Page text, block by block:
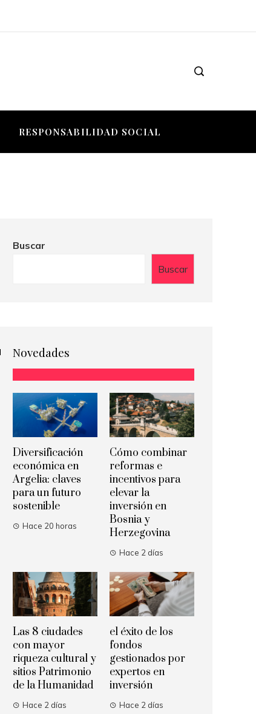
RESPONSABILIDAD SOCIAL
Buscar
Buscar
Novedades
Diversificación
económica en
Argelia: claves
para un futuro
sostenible
Hace 20 horas
Cómo combinar
reformas e
incentivos para
elevar la
inversión en
Bosnia y
Herzegovina
Hace 2 días
Las 8 ciudades
con mayor
riqueza cultural y
sitios Patrimonio
de la Humanidad
Hace 2 días
el éxito de los
fondos
gestionados por
expertos en
inversión
Hace 2 días